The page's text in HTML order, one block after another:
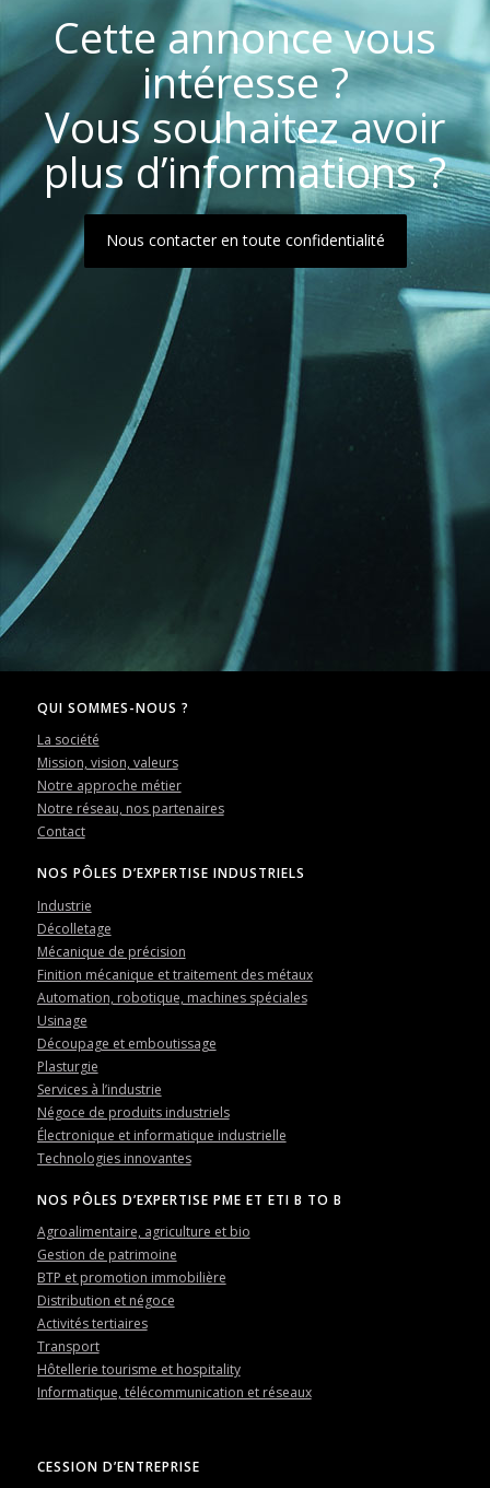
Cette annonce vous
intéresse ?
Vous souhaitez avoir
plus d’informations ?
Nous contacter en toute confidentialité
QUI SOMMES-NOUS ?
La société
Mission, vision, valeurs
Notre approche métier
Notre réseau, nos partenaires
Contact
NOS PÔLES D’EXPERTISE INDUSTRIELS
Industrie
Décolletage
Mécanique de précision
Finition mécanique et traitement des métaux
Automation, robotique, machines spéciales
Usinage
Découpage et emboutissage
Plasturgie
Services à l’industrie
Négoce de produits industriels
Électronique et informatique industrielle
Technologies innovantes
NOS PÔLES D’EXPERTISE PME ET ETI B TO B
Agroalimentaire, agriculture et bio
Gestion de patrimoine
BTP et promotion immobilière
Distribution et négoce
Activités tertiaires
Transport
Hôtellerie tourisme et hospitality
Informatique, télécommunication et réseaux
CESSION D’ENTREPRISE